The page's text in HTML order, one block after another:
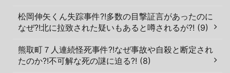
松岡伸矢くん失踪事件?!多数の目撃証言があったのに
なぜ?!北に拉致された疑いもあると噂されるが?! (9)
熊取町７人連続怪死事件?!なぜ事故や自殺と断定され
たのか?!不可解な死の謎に迫る?! (8)